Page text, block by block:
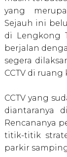
yang
Sejauh ini
di Lengkong
berjalan
segera
CCTV di ruang
CCTV yang
diantaranya
Rencananya
titik-titik
parkir